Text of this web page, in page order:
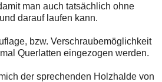
man auch tatsächlich ohne
darauf laufen kann.
bzw. Verschraubemöglichkeit
Querlatten eingezogen werden.
der sprechenden Holzhalde von